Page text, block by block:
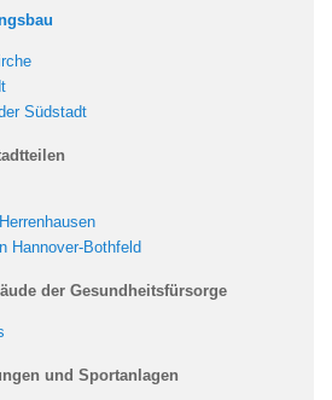
Südstadt
Hannover-Bothfeld
der Gesundheitsfürsorge
und Sportanlagen